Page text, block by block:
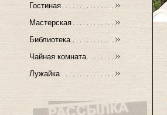
Гостиная
Мастерская
Библиотека
Чайная комната
Лужайка